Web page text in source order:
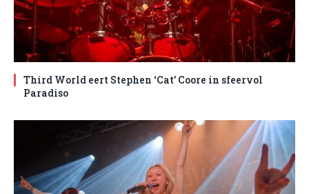
Third World eert Stephen ‘Cat’ Coore in sfeervol
Paradiso